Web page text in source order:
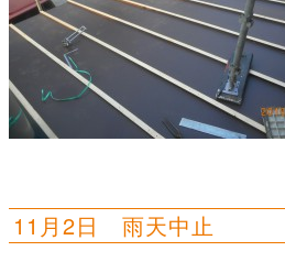
11月2日 雨天中止